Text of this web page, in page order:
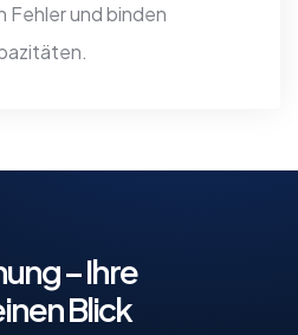
Fehler und binden
– Ihre
Blick